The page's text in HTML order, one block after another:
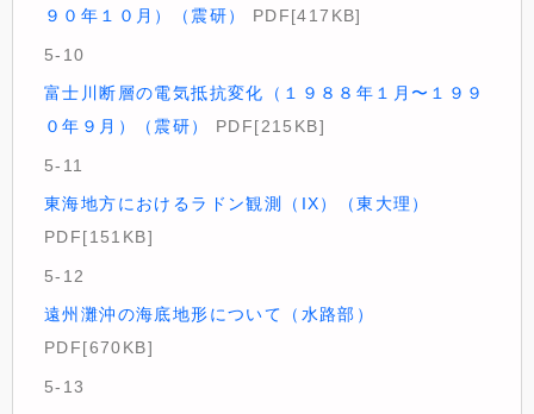
９０年１０月）（震研）
PDF[417KB]
5-10
富士川断層の電気抵抗変化（１９８８年１月〜１９９
０年９月）（震研）
PDF[215KB]
5-11
東海地方におけるラドン観測（IX）（東大理）
PDF[151KB]
5-12
遠州灘沖の海底地形について（水路部）
PDF[670KB]
5-13